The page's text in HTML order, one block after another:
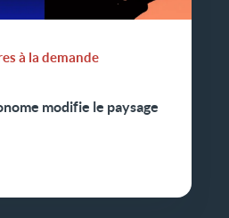
à la demande
modifie le paysage